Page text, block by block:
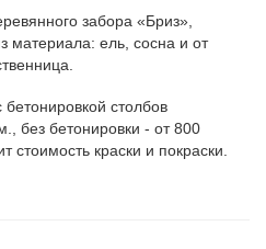
забора «Бриз»,
материала: ель, сосна и от
столбов
без бетонировки - от 800
стоимость краски и покраски.